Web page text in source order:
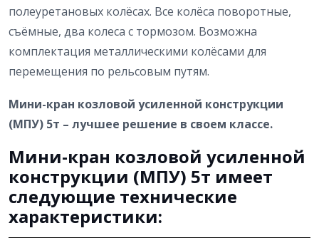
полеуретановых колёсах. Все колёса поворотные,
съёмные, два колеса с тормозом. Возможна
комплектация металлическими колёсами для
перемещения по рельсовым путям.
Мини-кран козловой усиленной конструкции
(МПУ) 5т – лучшее решение в своем классе.
Мини-кран козловой усиленной
конструкции (МПУ) 5т имеет
следующие технические
характеристики: